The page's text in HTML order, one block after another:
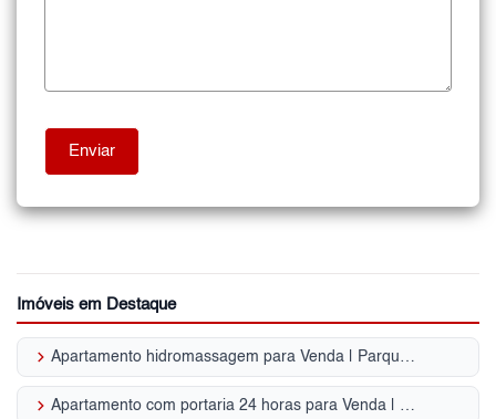
Imóveis em Destaque
keyboard_arrow_right Apartamento hidromassagem para Venda | Parque da Mooca
keyboard_arrow_right Apartamento com portaria 24 horas para Venda | Parque da Mooca